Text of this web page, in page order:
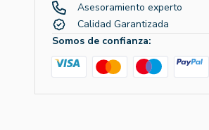
Asesoramiento experto
Calidad Garantizada
Somos de confianza: